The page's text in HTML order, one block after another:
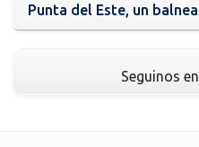
Punta del Este, un
Seguinos